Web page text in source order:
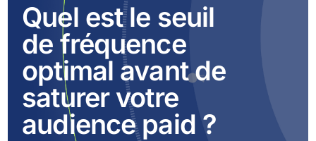
Quel est le seuil
de fréquence
optimal avant de
saturer votre
audience paid ?